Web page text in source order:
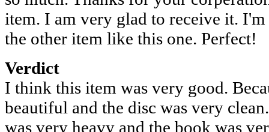
item. I am very glad to receive it.
the other item like this one. Perfect!
Verdict
I think this item was very good.
beautiful and the disc was very
was very heavy and the book was